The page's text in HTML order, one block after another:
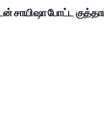
சாயிஷா போட்ட